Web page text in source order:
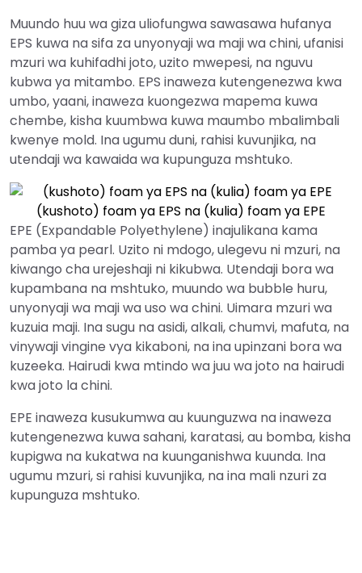
Muundo huu wa giza uliofungwa sawasawa hufanya
EPS kuwa na sifa za unyonyaji wa maji wa chini, ufanisi
mzuri wa kuhifadhi joto, uzito mwepesi, na nguvu
kubwa ya mitambo. EPS inaweza kutengenezwa kwa
umbo, yaani, inaweza kuongezwa mapema kuwa
chembe, kisha kuumbwa kuwa maumbo mbalimbali
kwenye mold. Ina ugumu duni, rahisi kuvunjika, na
utendaji wa kawaida wa kupunguza mshtuko.
(kushoto) foam ya EPS na (kulia) foam ya EPE
EPE (Expandable Polyethylene) inajulikana kama
pamba ya pearl. Uzito ni mdogo, ulegevu ni mzuri, na
kiwango cha urejeshaji ni kikubwa. Utendaji bora wa
kupambana na mshtuko, muundo wa bubble huru,
unyonyaji wa maji wa uso wa chini. Uimara mzuri wa
kuzuia maji. Ina sugu na asidi, alkali, chumvi, mafuta, na
vinywaji vingine vya kikaboni, na ina upinzani bora wa
kuzeeka. Hairudi kwa mtindo wa juu wa joto na hairudi
kwa joto la chini.
EPE inaweza kusukumwa au kuunguzwa na inaweza
kutengenezwa kuwa sahani, karatasi, au bomba, kisha
kupigwa na kukatwa na kuunganishwa kuunda. Ina
ugumu mzuri, si rahisi kuvunjika, na ina mali nzuri za
kupunguza mshtuko.